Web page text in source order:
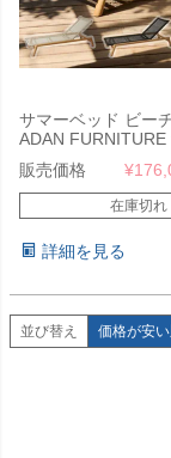
サマーベッド ビー
ADAN FURNITURE
KOL-AD008B 」
販売価格 ¥
在庫切れ
詳細を見る
並び替え 価格が安